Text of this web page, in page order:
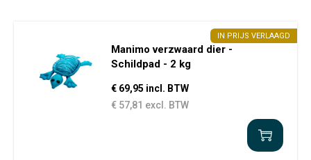
IN PRIJS VERLAAGD
Manimo verzwaard dier -
Schildpad - 2 kg
€ 69,95 incl. BTW
€ 57,81 excl. BTW